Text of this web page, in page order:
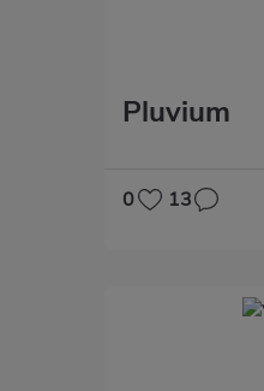
Pluvium
0 13